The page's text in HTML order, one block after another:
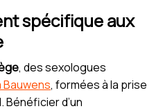
spécifique aux
, des sexologues
Bauwens, formées à la prise
Bénéficier d’un